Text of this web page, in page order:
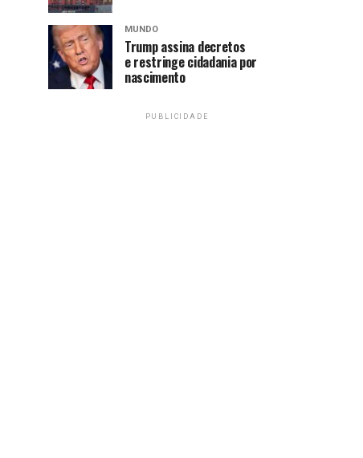
MUNDO
Trump assina decretos
e restringe cidadania por
nascimento
PUBLICIDADE